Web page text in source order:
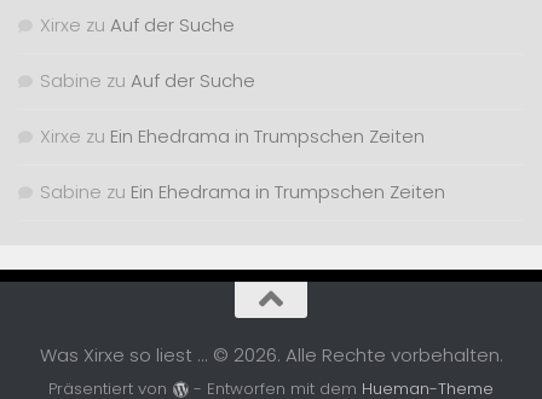
Xirxe zu Auf der Suche
Sabine zu Auf der Suche
Xirxe zu Ein Ehedrama in Trumpschen Zeiten
Sabine zu Ein Ehedrama in Trumpschen Zeiten
Was Xirxe so liest ... © 2026. Alle Rechte vorbehalten.
Präsentiert von - Entworfen mit dem Hueman-Theme